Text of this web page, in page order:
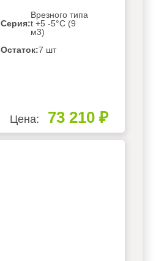
Серия:
Врезного типа
t +5 -5°C (9
м3)
Остаток:7 шт
Цена: 73 210 ₽